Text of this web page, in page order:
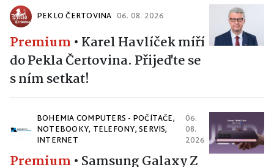
PEKLO ČERTOVINA 06. 08. 2026
Premium • Karel Havlíček míří
do Pekla Čertovina. Přijeďte se
s ním setkat!
BOHEMIA COMPUTERS - POČÍTAČE,
NOTEBOOKY, TELEFONY, SERVIS,
INTERNET
06.
08.
2026
Premium • Samsung Galaxy Z